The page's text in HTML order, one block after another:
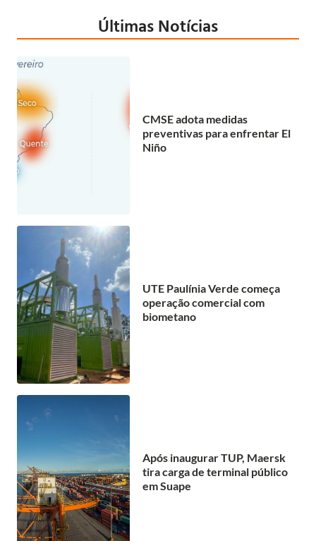
Últimas Notícias
CMSE adota medidas
preventivas para enfrentar El
Niño
UTE Paulínia Verde começa
operação comercial com
biometano
Após inaugurar TUP, Maersk
tira carga de terminal público
em Suape